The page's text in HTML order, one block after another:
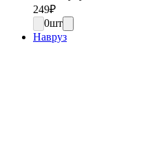
249₽
0шт
Навруз